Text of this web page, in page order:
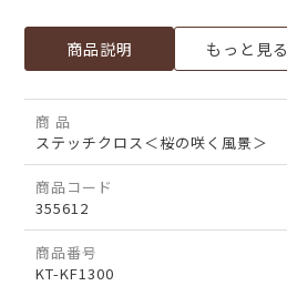
商品説明 もっと見る
商 品
ステッチクロス＜桜の咲く風景＞
商品コード
355612
商品番号
KT-KF1300